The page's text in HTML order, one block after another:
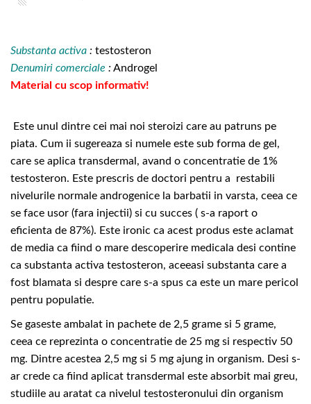
Substanta activa : testosteron
Denumiri comerciale : Androgel
Material cu scop informativ!
Este unul dintre cei mai noi steroizi care au patruns pe
piata. Cum ii sugereaza si numele este sub forma de gel,
care se aplica transdermal, avand o concentratie de 1%
testosteron. Este prescris de doctori pentru a restabili
nivelurile normale androgenice la barbatii in varsta, ceea ce
se face usor (fara injectii) si cu succes ( s-a raport o
eficienta de 87%). Este ironic ca acest produs este aclamat
de media ca fiind o mare descoperire medicala desi contine
ca substanta activa testosteron, aceeasi substanta care a
fost blamata si despre care s-a spus ca este un mare pericol
pentru populatie.
Se gaseste ambalat in pachete de 2,5 grame si 5 grame,
ceea ce reprezinta o concentratie de 25 mg si respectiv 50
mg. Dintre acestea 2,5 mg si 5 mg ajung in organism. Desi s-
ar crede ca fiind aplicat transdermal este absorbit mai greu,
studiile au aratat ca nivelul testosteronului din organism